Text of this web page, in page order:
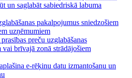
un saglabāt sabiedriskā labuma
prasības preču uzglabāšanas
brīvajā zonā strādājošiem